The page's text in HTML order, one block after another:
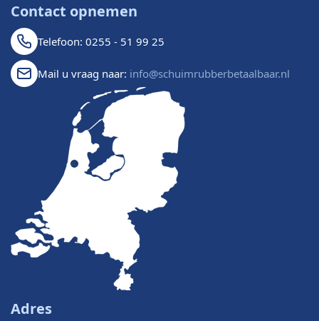
Contact opnemen
Telefoon: 0255 - 51 99 25
Mail u vraag naar: info@schuimrubberbetaalbaar.nl
Adres